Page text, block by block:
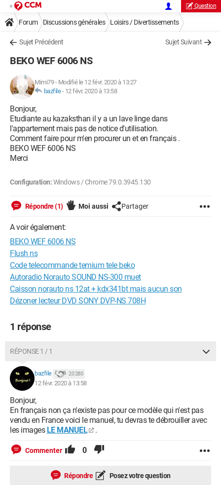
Question
Forum Discussions générales Loisirs / Divertissements
Sujet Précédent Sujet Suivant
BEKO WEF 6006 NS
Mimi79- Modifié le 12 févr. 2020 à 13:27
bazfile- 12 févr. 2020 à 13:58
Bonjour,
Etudiante au kazaksthan il y a un lave linge dans
l'appartement mais pas de notice d'utilisation.
Comment faire pour m'en procurer un et en français .
BEKO WEF 6006 NS
Merci
Configuration:Windows / Chrome 79.0.3945.130
Répondre (1) Moi aussi Partager
A voir également:
BEKO WEF 6006 NS
Flush ns
Code telecommande temium tele beko
Autoradio Norauto SOUND NS-300 muet
Caisson norauto ns 12at + kdx341bt mais aucun son
Dézoner lecteur DVD SONY DVP-NS 708H
1 réponse
RÉPONSE 1 / 1
bazfile 20 280
12 févr. 2020 à 13:58
Bonjour,
En français non ça n'existe pas pour ce modèle qui n'est pas
vendu en France voici le manuel, tu devras te débrouiller avec
les images LE MANUEL .
Commenter 0
Répondre Posez votre question